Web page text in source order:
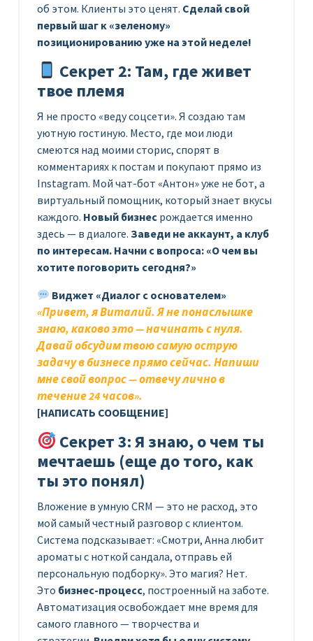
об этом. Клиенты это ценят. Сделай свой
первый шаг к «зеленому»
позиционированию уже на этой неделе!
Секрет 2: Там, где живет
твое племя
Я не просто «веду соцсети». Я создаю там
уютную гостиную. Место, где мои люди
смеются над моими сторис, спорят в
комментариях к постам и покупают прямо из
Instagram. Мой чат-бот «Антон» уже не бот, а
виртуальный помощник, который знает вкусы
каждого. Новый бизнес рождается именно
здесь — в диалоге. Заведи не аккаунт, а клуб
по интересам. Начни с вопроса: «О чем вы
хотите поговорить сегодня?»
Виджет «Диалог с основателем»
«Привет, я Виталий. Я не понаслышке
знаю, каково это — начинать с нуля.
Давай обсудим твою самую острую
задачу в бизнесе прямо сейчас. Напиши
мне свой вопрос — отвечу лично в
течение 24 часов».
[НАПИСАТЬ СООБЩЕНИЕ]
Секрет 3: Я знаю, о чем ты
мечтаешь (еще до того, как
ты это понял)
Вложение в умную CRM — это не расход, это
мой самый честный разговор с клиентом.
Система подсказывает: «Смотри, Анна любит
ароматы с ноткой сандала, отправь ей
персональную подборку». Это магия? Нет.
Это бизнес-процесс, построенный на заботе.
Автоматизация освобождает мне время для
самого главного — творчества и